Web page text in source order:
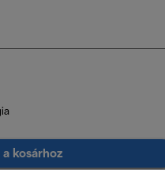
a kosárhoz